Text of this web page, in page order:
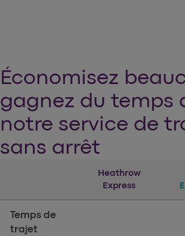
Économisez
gagnez du temps
notre service de
sans arrêt
Heathrow
Express
Temps de
trajet